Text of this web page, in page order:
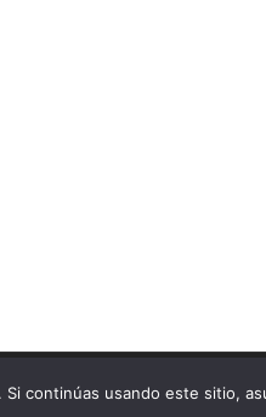
continúas usando este sitio,